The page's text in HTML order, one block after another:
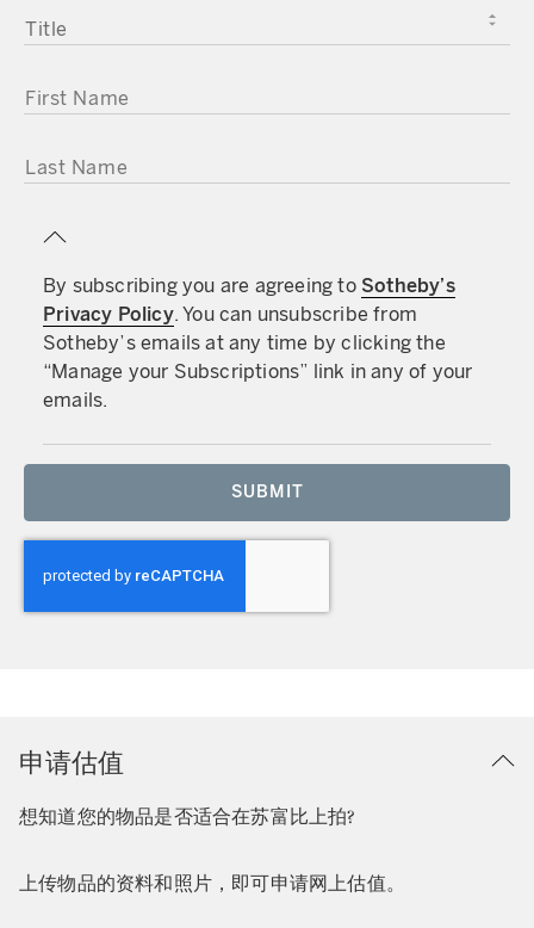
TITLE
FIRST NAME
LAST NAME
By subscribing you are agreeing to Sotheby’s
Privacy Policy. You can unsubscribe from
Sotheby’s emails at any time by clicking the
“Manage your Subscriptions” link in any of your
emails.
SUBMIT
申请估值
想知道您的物品是否适合在苏富比上拍?
上传物品的资料和照片，即可申请网上估值。